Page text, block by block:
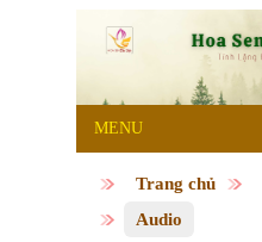
MENU
Trang chủ
Audio